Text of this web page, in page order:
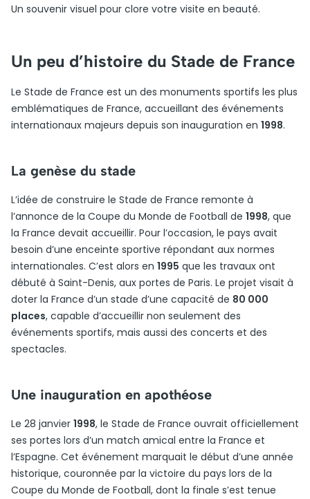
Un souvenir visuel pour clore votre visite en beauté.
Un peu d’histoire du Stade de France
Le Stade de France est un des monuments sportifs les plus
emblématiques de France, accueillant des événements
internationaux majeurs depuis son inauguration en 1998.
La genèse du stade
L’idée de construire le Stade de France remonte à
l’annonce de la Coupe du Monde de Football de 1998, que
la France devait accueillir. Pour l’occasion, le pays avait
besoin d’une enceinte sportive répondant aux normes
internationales. C’est alors en 1995 que les travaux ont
débuté à Saint-Denis, aux portes de Paris. Le projet visait à
doter la France d’un stade d’une capacité de 80 000
places, capable d’accueillir non seulement des
événements sportifs, mais aussi des concerts et des
spectacles.
Une inauguration en apothéose
Le 28 janvier 1998, le Stade de France ouvrait officiellement
ses portes lors d’un match amical entre la France et
l’Espagne. Cet événement marquait le début d’une année
historique, couronnée par la victoire du pays lors de la
Coupe du Monde de Football, dont la finale s’est tenue